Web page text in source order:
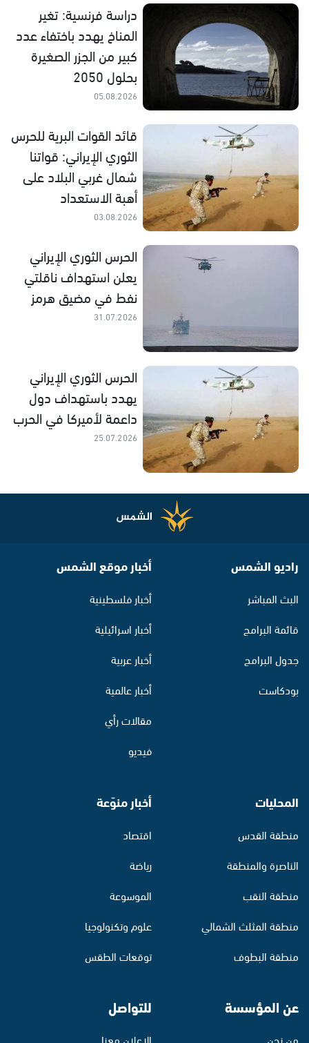
دراسة فرنسية: تغير
المناخ يهدد باختفاء عدد
كبير من الجزر الصغيرة
بحلول 2050
05.08.2026
قائد القوات البرية للحرس
الثوري الإيراني: قواتنا
شمال غربي البلاد على
أهبة الاستعداد
03.08.2026
الحرس الثوري الإيراني
يعلن استهداف ناقلتي
نفط في مضيق هرمز
31.07.2026
الحرس الثوري الإيراني
يهدد باستهداف دول
داعمة لأميركا في الحرب
25.07.2026
راديو الشمس
البث المباشر
قائمة البرامج
جدول البرامج
بودكاست
أخبار موقع الشمس
أخبار فلسطينية
أخبار اسرائيلية
أخبار عربية
أخبار عالمية
مقالات رأي
فيديو
المحليات
منطقة القدس
الناصرة والمنطقة
منطقة النقب
منطقة المثلث الشمالي
منطقة البطوف
أخبار منوّعة
اقتصاد
رياضة
الموسوعة
علوم وتكنولوجيا
توقعات الطقس
عن المؤسسة للتواصل